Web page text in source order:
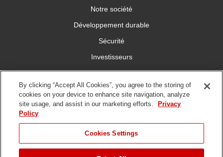
Notre société
Développement durable
Sécurité
Investisseurs
Carrières
Connectez-vous avec nous
By clicking “Accept All Cookies”, you agree to the storing of
cookies on your device to enhance site navigation, analyze
site usage, and assist in our marketing efforts.
Privacy
Policy
Cookies Settings